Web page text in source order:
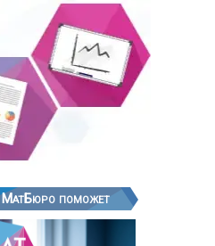
МатБюро поможет